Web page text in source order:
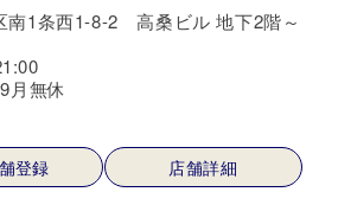
南1条西1-8-2 高桑ビル 地下2階～
月無休
登録 店舗詳細